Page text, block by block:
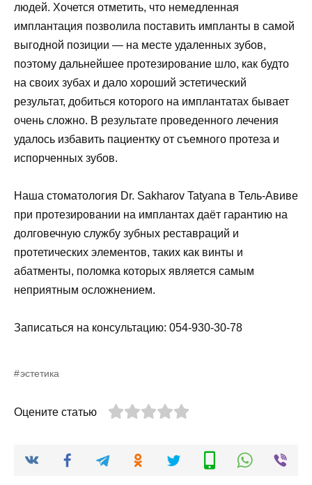
людей. Хочется отметить, что немедленная
имплантация позволила поставить импланты в самой
выгодной позиции — на месте удаленных зубов,
поэтому дальнейшее протезирование шло, как будто
на своих зубах и дало хороший эстетический
результат, добиться которого на имплантатах бывает
очень сложно. В результате проведенного лечения
удалось избавить пациентку от съемного протеза и
испорченных зубов.
Наша стоматология Dr. Sakharov Tatyana в Тель-Авиве
при протезировании на имплантах даёт гарантию на
долговечную службу зубных реставраций и
протетических элементов, таких как винты и
абатменты, поломка которых является самым
неприятным осложнением.
Записаться на консультацию: 054-930-30-78
эстетика
Оцените статью